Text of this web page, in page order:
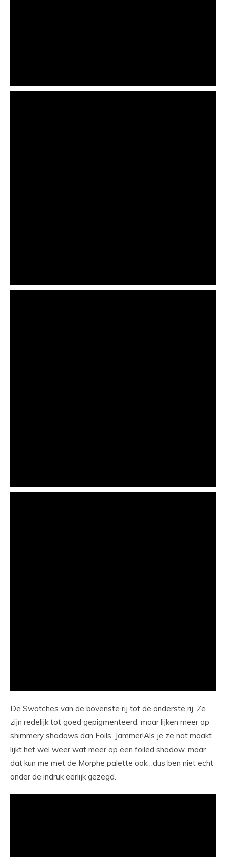
De Swatches van de bovenste rij tot de onderste rij. Ze
zijn redelijk tot goed gepigmenteerd, maar lijken meer op
shimmery shadows dan Foils. Jammer!Als je ze nat maakt
lijkt het wel weer wat meer op een foiled shadow, maar
dat kun me met de Morphe palette ook…dus ben niet echt
onder de indruk eerlijk gezegd.